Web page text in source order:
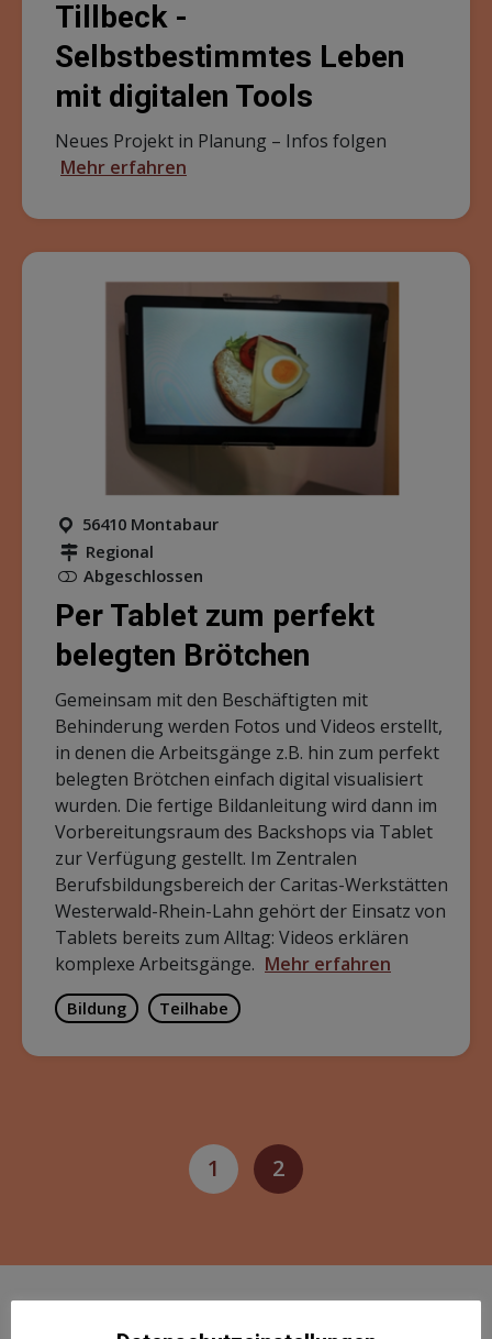
Tillbeck -
Selbstbestimmtes Leben
mit digitalen Tools
Neues Projekt in Planung – Infos folgen
Mehr erfahren
56410 Montabaur
Regional
Abgeschlossen
Per Tablet zum perfekt
belegten Brötchen
Gemeinsam mit den Beschäftigten mit
Behinderung werden Fotos und Videos erstellt,
in denen die Arbeitsgänge z.B. hin zum perfekt
belegten Brötchen einfach digital visualisiert
wurden. Die fertige Bildanleitung wird dann im
Vorbereitungsraum des Backshops via Tablet
zur Verfügung gestellt. Im Zentralen
Berufsbildungsbereich der Caritas-Werkstätten
Westerwald-Rhein-Lahn gehört der Einsatz von
Tablets bereits zum Alltag: Videos erklären
komplexe Arbeitsgänge. Mehr erfahren
Bildung Teilhabe
1 2